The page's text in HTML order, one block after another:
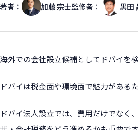
著者： 加藤 宗士監修者： 黒田
海外での会社設立候補としてドバイを
ドバイは税金面や環境面で魅力があるた
ドバイ法人設立では、費用だけでなく